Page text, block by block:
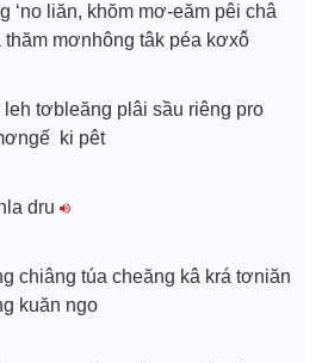
‘no liăn, khŏm mơ-eăm pêi châ
mơnhông tâk péa kơxô̆
tơbleăng plâi sầu riêng pro
ki pêt
dru
chiâng túa cheăng kâ krá tơniăn
kuăn ngo